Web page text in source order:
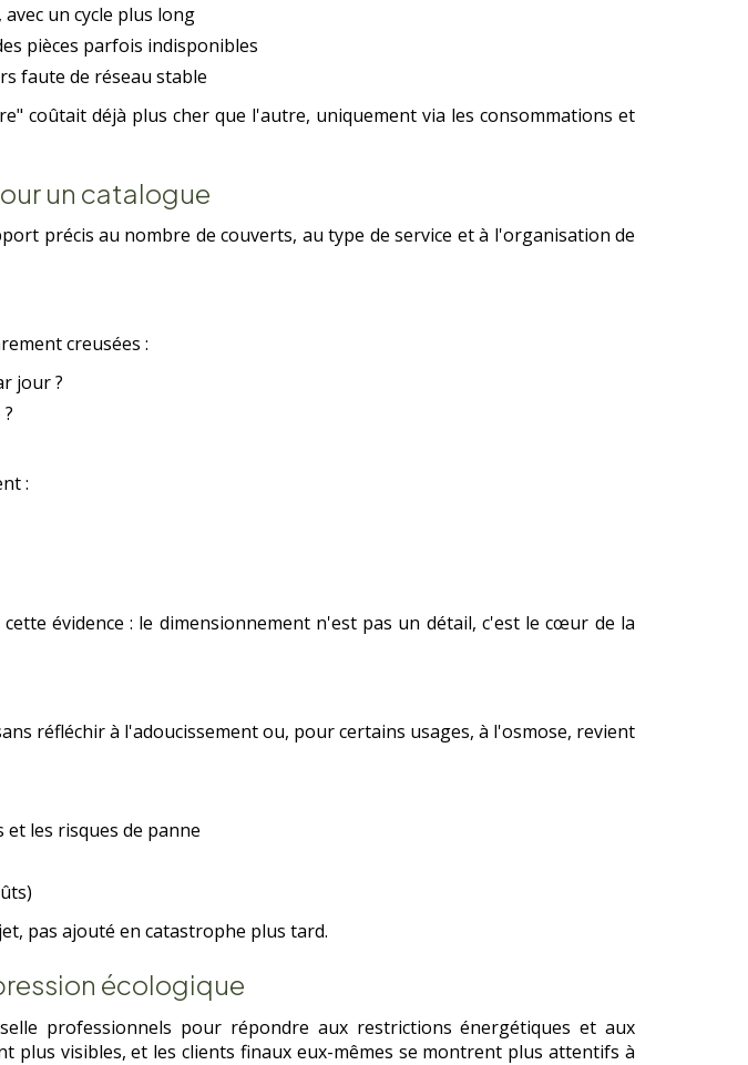
un cycle plus long
pièces parfois indisponibles
faute de réseau stable
coûtait déjà plus cher que l'autre, uniquement via les consommations et
un catalogue
précis au nombre de couverts, au type de service et à l'organisation de
creusées :
jour ?
:
évidence : le dimensionnement n'est pas un détail, c'est le cœur de la
réfléchir à l'adoucissement ou, pour certains usages, à l'osmose, revient
les risques de panne
pas ajouté en catastrophe plus tard.
écologique
professionnels pour répondre aux restrictions énergétiques et aux
plus visibles, et les clients finaux eux-mêmes se montrent plus attentifs à